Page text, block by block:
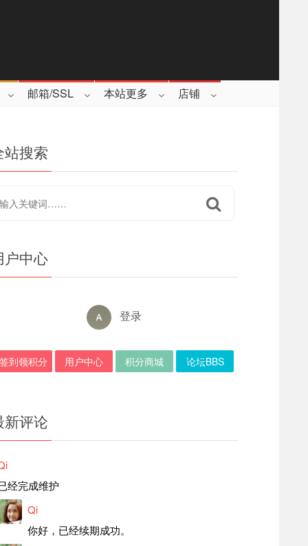
邮箱/SSL 本站更多 店铺
站搜索
户中心
登录
签到领积分 用户中心 积分商城 论坛BBS
新评论
经完成维护
Qi
你好，已经续期成功。